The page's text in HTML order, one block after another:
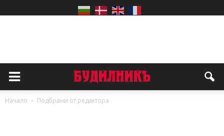
Начало Подбрани от редактора